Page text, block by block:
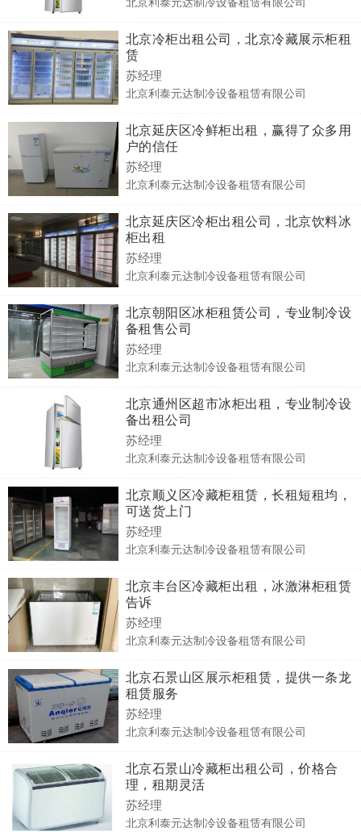
北京冷柜出租公司，北京冷藏展示柜租
赁
苏经理
北京利泰元达制冷设备租赁有限公司
北京延庆区冷鲜柜出租，赢得了众多用
户的信任
苏经理
北京利泰元达制冷设备租赁有限公司
北京延庆区冷柜出租公司，北京饮料冰
柜出租
苏经理
北京利泰元达制冷设备租赁有限公司
北京朝阳区冰柜租赁公司，专业制冷设
备租售公司
苏经理
北京利泰元达制冷设备租赁有限公司
北京通州区超市冰柜出租，专业制冷设
备出租公司
苏经理
北京利泰元达制冷设备租赁有限公司
北京顺义区冷藏柜租赁，长租短租均，
可送货上门
苏经理
北京利泰元达制冷设备租赁有限公司
北京丰台区冷藏柜出租，冰激淋柜租赁
告诉
苏经理
北京利泰元达制冷设备租赁有限公司
北京石景山区展示柜租赁，提供一条龙
租赁服务
苏经理
北京利泰元达制冷设备租赁有限公司
北京石景山冷藏柜出租公司，价格合
理，租期灵活
苏经理
北京利泰元达制冷设备租赁有限公司